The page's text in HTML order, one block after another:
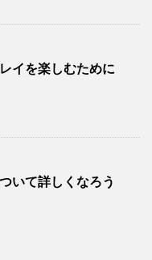
イを楽しむために
いて詳しくなろう